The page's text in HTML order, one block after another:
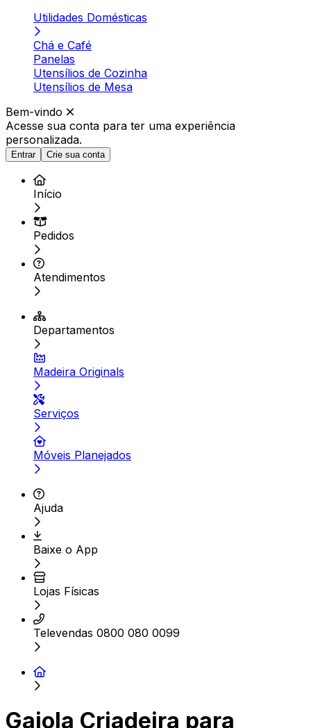
Utilidades Domésticas
Chá e Café
Panelas
Utensílios de Cozinha
Utensílios de Mesa
Bem-vindo
Acesse sua conta para ter uma experiência
personalizada.
Entrar Crie sua conta
Início
Pedidos
Atendimentos
Departamentos
Madeira Originals
Serviços
Móveis Planejados
Ajuda
Baixe o App
Lojas Físicas
Televendas 0800 080 0099
Gaiola Criadeira para